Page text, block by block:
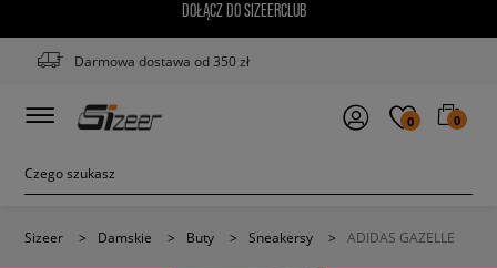
DOŁĄCZ DO SIZEERCLUB
Darmowa dostawa od 350 zł
0 0
Sizeer > Damskie > Buty > Sneakersy > ADIDAS GAZELLE